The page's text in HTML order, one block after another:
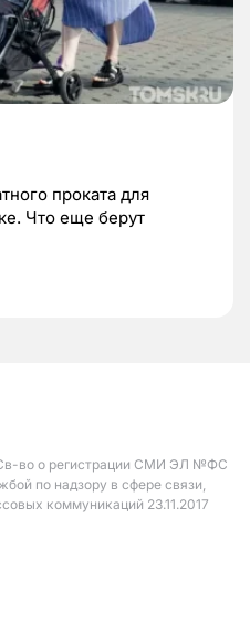
проката для
Что еще берут
во о регистрации СМИ ЭЛ №ФС
по надзору в сфере связи,
коммуникаций 23.11.2017